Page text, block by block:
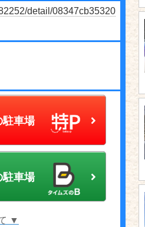
detail/08347cb35320
駐車場
駐車場
▼